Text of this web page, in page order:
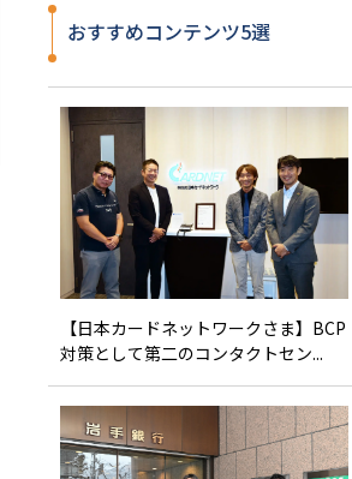
おすすめコンテンツ5選
【日本カードネットワークさま】BCP
対策として第二のコンタクトセン...